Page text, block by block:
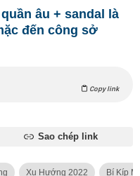
âu + sandal là
đến công sở
Copy link
Sao chép link
Xu Hướng 2022 Bí Kíp